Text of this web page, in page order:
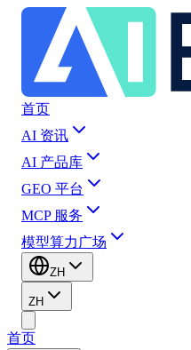
首页
AI 资讯
AI 产品库
GEO 平台
MCP 服务
模型算力广场
ZH
ZH
首页